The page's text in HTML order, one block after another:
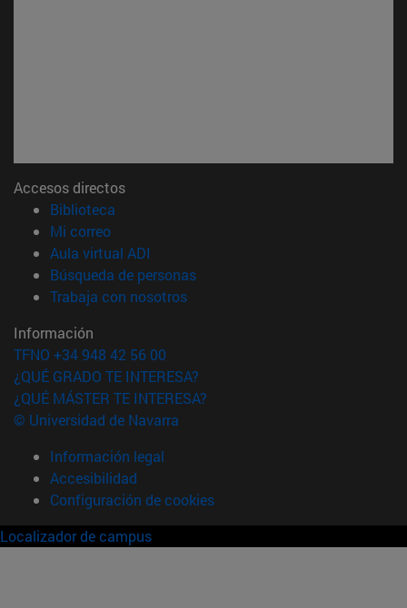
Accesos directos
Biblioteca
Mi correo(abre en nueva ventana)
Aula virtual ADI
Búsqueda de personas(abre en nueva ventana)
Trabaja con nosotros(abre en nueva ventana)
Información
TFNO +34 948 42 56 00
¿QUÉ GRADO TE INTERESA?
¿QUÉ MÁSTER TE INTERESA?
© Universidad de Navarra
Información legal
Accesibilidad
Configuración de cookies
Localizador de campus